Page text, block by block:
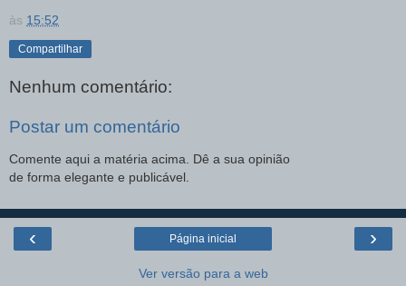
às 15:52
Compartilhar
Nenhum comentário:
Postar um comentário
Comente aqui a matéria acima. Dê a sua opinião
de forma elegante e publicável.
‹ ›
Página inicial
Ver versão para a web